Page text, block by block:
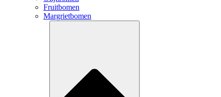
Fruitbomen
Margrietbomen